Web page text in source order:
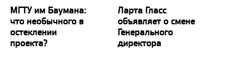
МГТУ им Баумана:
что необычного в
остеклении
проекта?
Ларта Гласс
объявляет о смене
Генерального
директора